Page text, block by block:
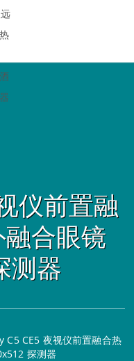
仪前置融
合眼镜
测器
C5 CE5 夜视仪前置融合热
探测器